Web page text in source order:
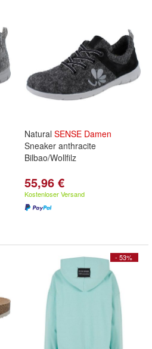
Natural SENSE Damen
Sneaker anthracite
Bilbao/Wollfilz
55,96 €
Kostenloser Versand
- 53%